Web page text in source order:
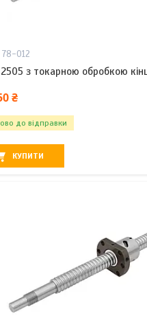
78-012
з токарною обробкою
₴
до відправки
КУПИТИ